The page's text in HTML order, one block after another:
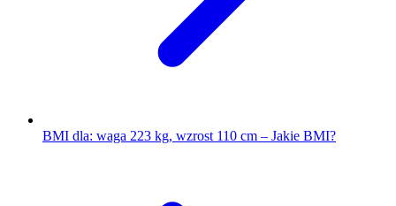
BMI dla: waga 223 kg, wzrost 110 cm – Jakie BMI?